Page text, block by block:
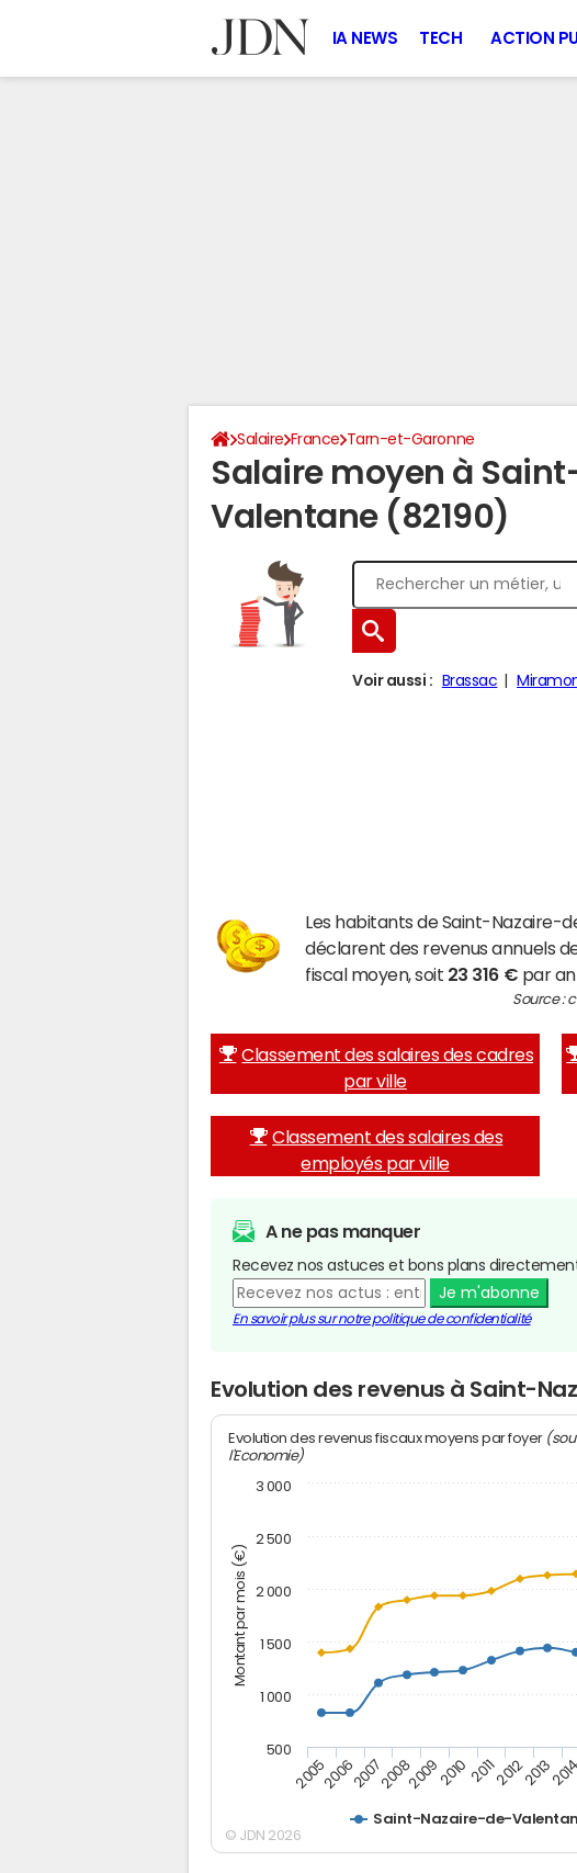
IA NEWS TECH ACTION
Salaire France Tarn-et-Garonne
Salaire moyen à
Valentane (82190)
Voir aussi : Brassac
Les habitants de Saint-
déclarent des revenus annuels
fiscal moyen, soit 23 316 € par
Source :
Classement des salaires des cadres
par ville
Classement des salaires des
employés par ville
A ne pas manquer
Recevez nos astuces et bons plans
Je m'abonne
En savoir plus sur notre politique de confidentialité
Evolution des revenus à Saint-
Montant par mois (€)
Evolution des revenus fiscaux moyens par foyer
l'Economie)
Saint-Nazaire-de-
200520062007200820092010 2011201220132014
500
1 000
1 500
2 000
2 500
3 000
© JDN 2026